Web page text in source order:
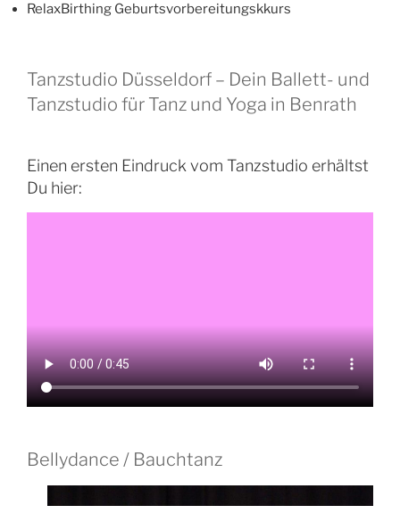
RelaxBirthing Geburtsvorbereitungskkurs
Tanzstudio Düsseldorf – Dein Ballett- und
Tanzstudio für Tanz und Yoga in Benrath
Einen ersten Eindruck vom Tanzstudio erhältst
Du hier:
Bellydance / Bauchtanz